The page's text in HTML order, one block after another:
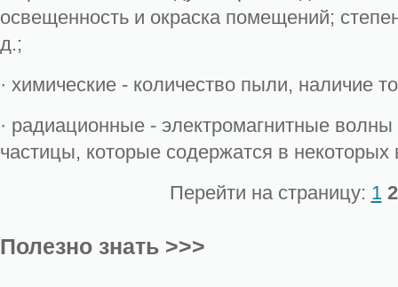
освещенность и окраска помещений;
д.;
· химические - количество пыли, наличие
· радиационные - электромагнитные
частицы, которые содержатся в некоторых
Перейти на страницу: 1 2
Полезно знать >>>